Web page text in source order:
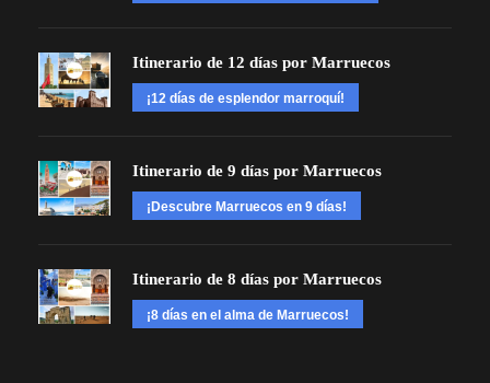
Itinerario de 12 días por Marruecos
¡12 días de esplendor marroquí!
Itinerario de 9 días por Marruecos
¡Descubre Marruecos en 9 días!
Itinerario de 8 días por Marruecos
¡8 días en el alma de Marruecos!